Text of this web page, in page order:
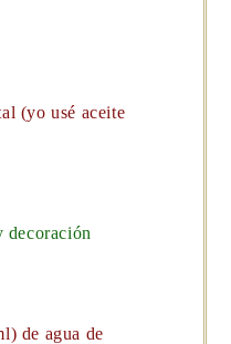
(yo usé aceite
decoración
de agua de